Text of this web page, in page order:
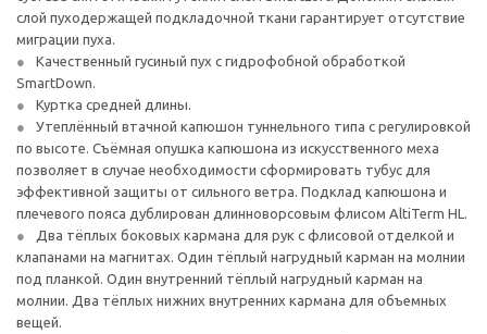
слой пуходержащей подкладочной ткани гарантирует отсутствие
миграции пуха.
Качественный гусиный пух с гидрофобной обработкой
SmartDown.
Куртка средней длины.
Утеплённый втачной капюшон туннельного типа с регулировкой
по высоте. Съёмная опушка капюшона из искусственного меха
позволяет в случае необходимости сформировать тубус для
эффективной защиты от сильного ветра. Подклад капюшона и
плечевого пояса дублирован длинноворсовым флисом AltiTerm HL.
Два тёплых боковых кармана для рук с флисовой отделкой и
клапанами на магнитах. Один тёплый нагрудный карман на молнии
под планкой. Один внутренний тёплый нагрудный карман на
молнии. Два тёплых нижних внутренних кармана для объемных
вещей.